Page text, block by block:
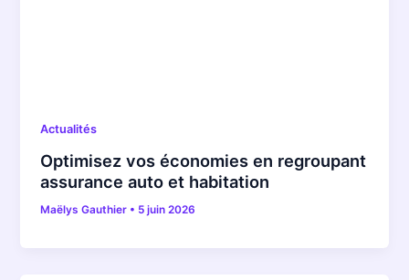
Actualités
Optimisez vos économies en regroupant
assurance auto et habitation
Maëlys Gauthier • 5 juin 2026